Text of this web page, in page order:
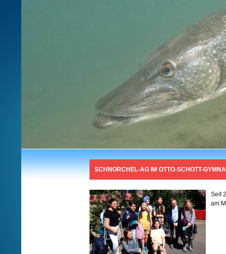
SCHNORCHEL-AG IM OTTO-SCHOTT-
Seit
am